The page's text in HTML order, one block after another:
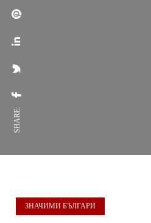
SHARE:
ЗНАЧИМИ БЪЛГАРИ